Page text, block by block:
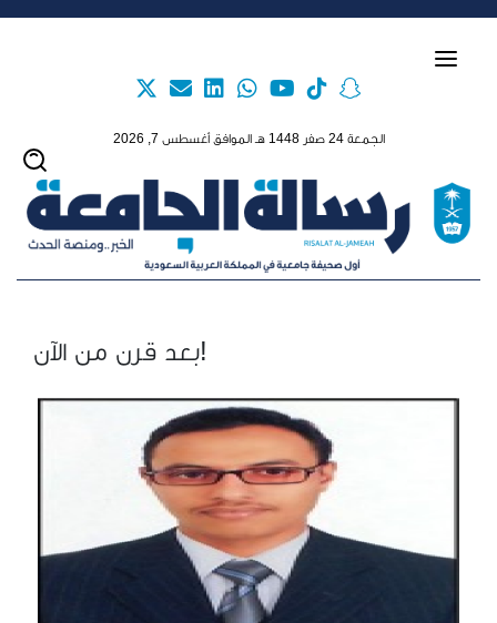
الجمعة 24 صفر 1448 هـ الموافق أغسطس 7, 2026
بعد قرن من الآن!